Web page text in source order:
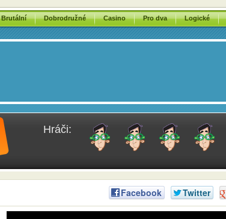
Brutální Dobrodružné Casino Pro dva Logické
Hráči:
Facebook Twitter